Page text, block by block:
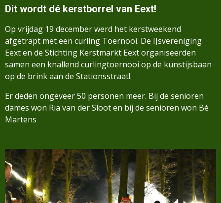
Dit wordt dé kerstborrel van Eext!
Op vrijdag 19 december werd het kerstweekend
afgetrapt met een curling Toernooi. De IJsvereniging
Eext en de Stichting Kerstmarkt Eext organiseerden
samen een knallend curlingtoernooi op de kunstijsbaan
op de brink aan de Stationsstraat!.
Er deden ongeveer 50 personen meer. Bij de senioren
dames won Ria van der Sloot en bij de senioren won Bé
Martens